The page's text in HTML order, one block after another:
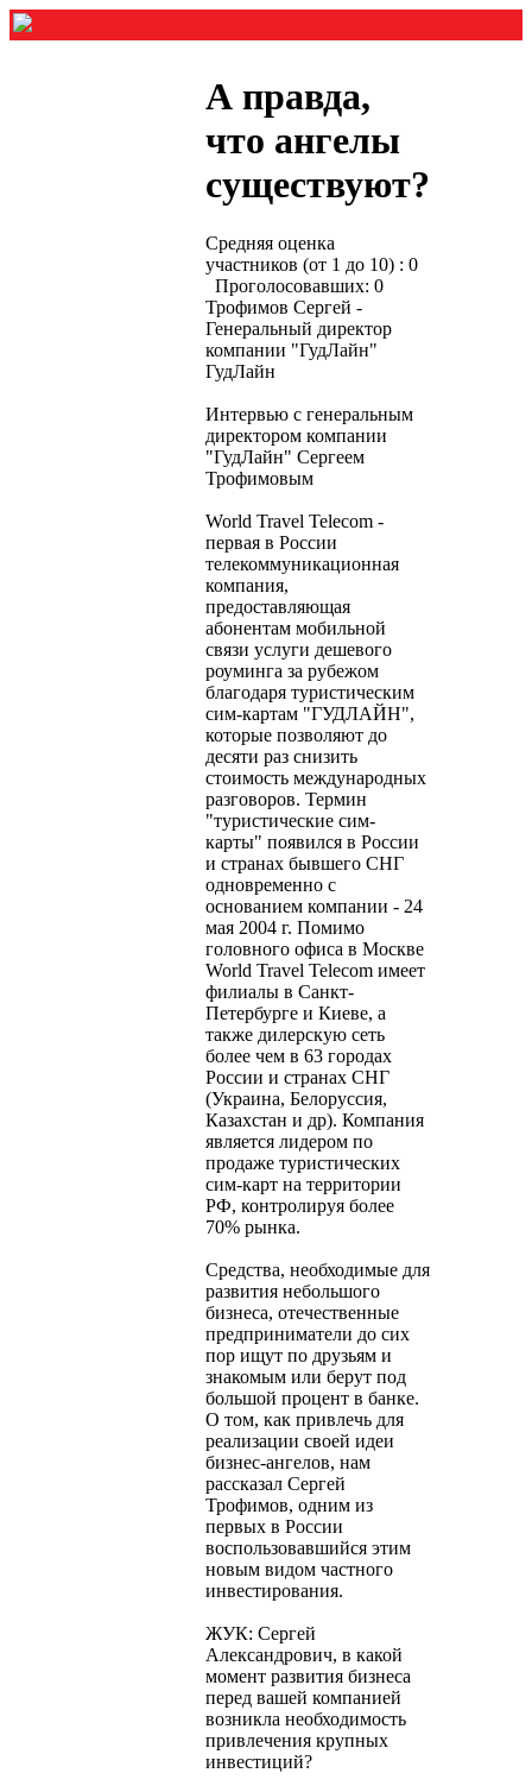
А правда,
что ангелы
существуют?
Средняя оценка
участников (от 1 до 10) : 0
Проголосовавших: 0
Трофимов Сергей -
Генеральный директор
компании "ГудЛайн"
ГудЛайн
Интервью с генеральным
директором компании
"ГудЛайн" Сергеем
Трофимовым
World Travel Telecom -
первая в России
телекоммуникационная
компания,
предоставляющая
абонентам мобильной
связи услуги дешевого
роуминга за рубежом
благодаря туристическим
сим-картам "ГУДЛАЙН",
которые позволяют до
десяти раз снизить
стоимость международных
разговоров. Термин
"туристические сим-
карты" появился в России
и странах бывшего СНГ
одновременно с
основанием компании - 24
мая 2004 г. Помимо
головного офиса в Москве
World Travel Telecom имеет
филиалы в Санкт-
Петербурге и Киеве, а
также дилерскую сеть
более чем в 63 городах
России и странах СНГ
(Украина, Белоруссия,
Казахстан и др). Компания
является лидером по
продаже туристических
сим-карт на территории
РФ, контролируя более
70% рынка.
Средства, необходимые для
развития небольшого
бизнеса, отечественные
предприниматели до сих
пор ищут по друзьям и
знакомым или берут под
большой процент в банке.
О том, как привлечь для
реализации своей идеи
бизнес-ангелов, нам
рассказал Сергей
Трофимов, одним из
первых в России
воспользовавшийся этим
новым видом частного
инвестирования.
ЖУК: Cергей
Александрович, в какой
момент развития бизнеса
перед вашей компанией
возникла необходимость
привлечения крупных
инвестиций?